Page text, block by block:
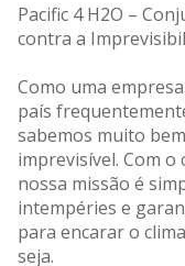
Pacific 4 H2O –
contra a
Como uma
país
sabemos muito
imprevisível. Com o
nossa missão é
intempéries e
para encarar o
seja.